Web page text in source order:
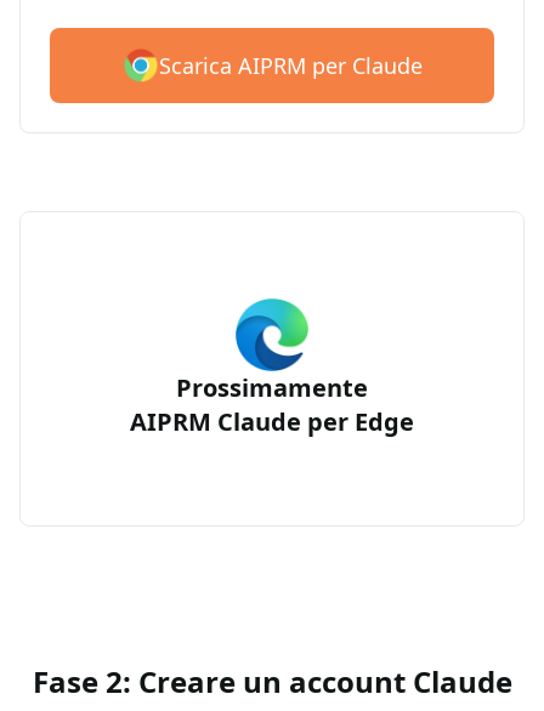
Scarica AIPRM per Claude
Prossimamente
AIPRM Claude per Edge
Fase 2: Creare un account Claude